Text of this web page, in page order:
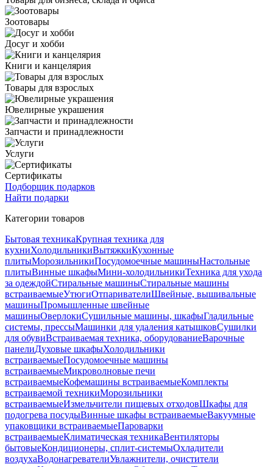
Зоотовары
Досуг и хобби
Книги и канцелярия
Товары для взрослых
Ювелирные украшения
Запчасти и принадлежности
Услуги
Сертификаты
Подборщик подарков
Найти подарки
Категории товаров
Бытовая техникаКрупная техника для
кухниХолодильникиВытяжкиКухонные
плитыМорозильникиПосудомоечные машиныНастольные
плитыВинные шкафыМини-холодильникиТехника для ухода
за одеждойСтиральные машиныСтиральные машины
встраиваемыеУтюгиОтпаривателиШвейные, вышивальные
машиныПромышленные швейные
машиныОверлокиСушильные машины, шкафыГладильные
системы, прессыМашинки для удаления катышковСушилки
для обувиВстраиваемая техника, оборудованиеВарочные
панелиДуховые шкафыХолодильники
встраиваемыеПосудомоечные машины
встраиваемыеМикроволновые печи
встраиваемыеКофемашины встраиваемыеКомплекты
встраиваемой техникиМорозильники
встраиваемыеИзмельчители пищевых отходовШкафы для
подогрева посудыВинные шкафы встраиваемыеВакуумные
упаковщики встраиваемыеПароварки
встраиваемыеКлиматическая техникаВентиляторы
бытовыеКондиционеры, сплит-системыОхладители
воздухаВодонагревателиУвлажнители, очистители